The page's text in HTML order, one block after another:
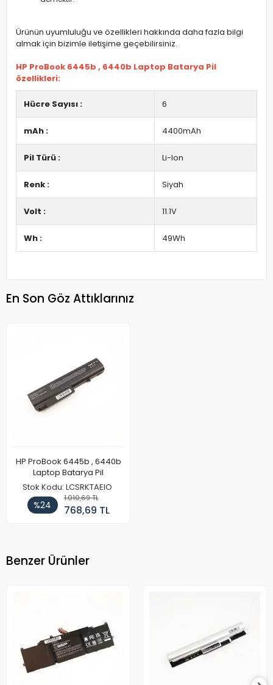
Ürünün uyumluluğu ve özellikleri hakkında daha fazla bilgi
almak için bizimle iletişime geçebilirsiniz.
HP ProBook 6445b , 6440b Laptop Batarya Pil
özellikleri:
Hücre Sayısı : 6
mAh : 4400mAh
Pil Türü : Li-Ion
Renk : Siyah
Volt : 11.1V
Wh : 49Wh
En Son Göz Attıklarınız
HP ProBook 6445b , 6440b
Laptop Batarya Pil
Stok Kodu: LCSRKTAEIO
%24
1.010,69 TL
768,69 TL
Benzer Ürünler